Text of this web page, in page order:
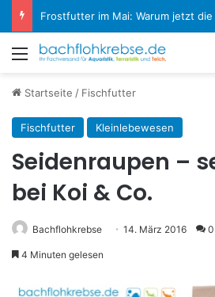
Menü
Startseite / Fischfutter
Fischfutter Kleinlebewesen
Seidenraupen –
bei Koi & Co.
Bachflohkrebse 14. März 2016 0
4 Minuten gelesen